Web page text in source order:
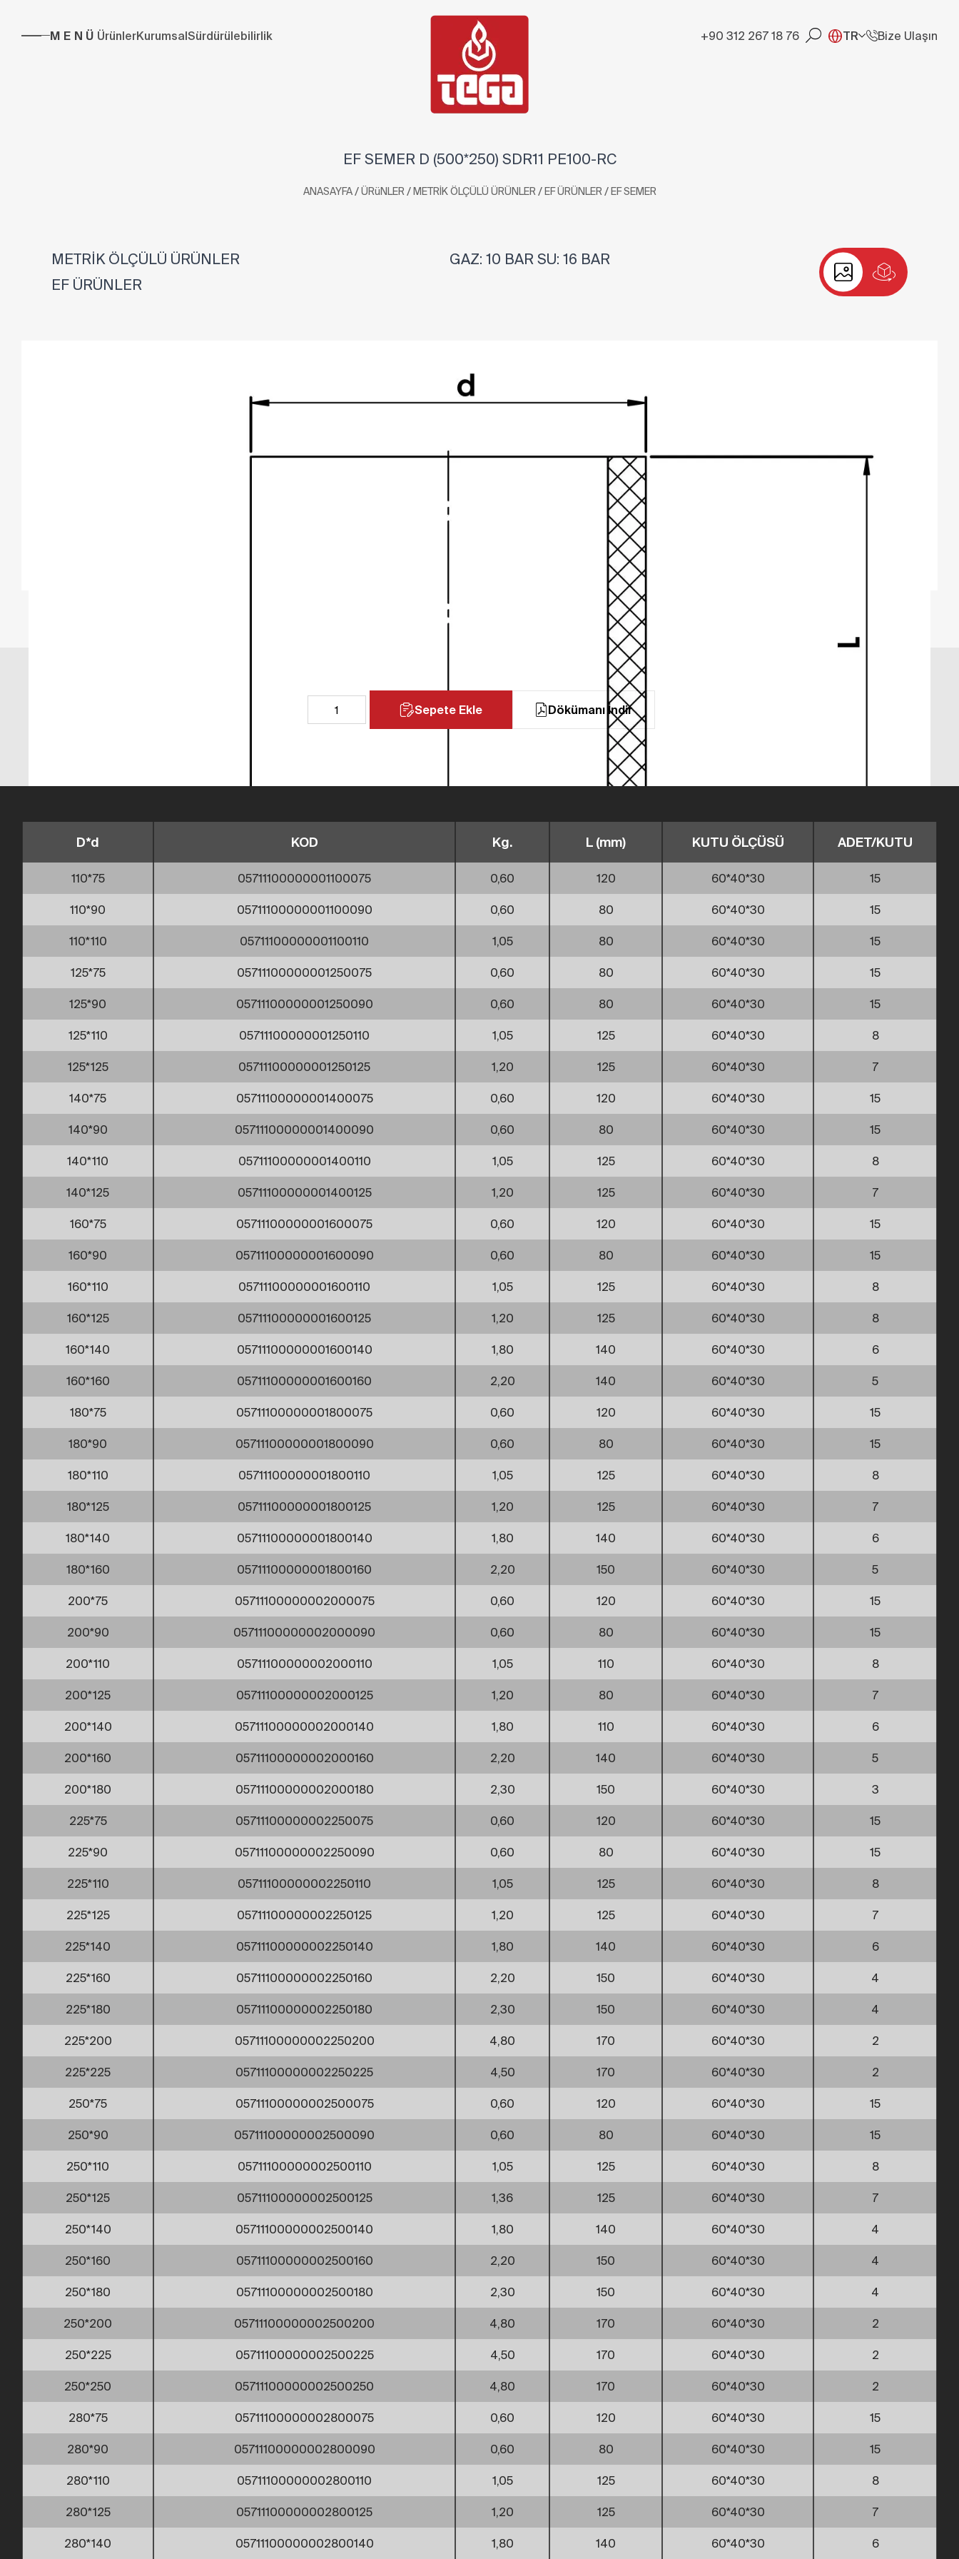
MENÜ ÜrünlerKurumsalSürdürülebilirlik +90 312 267 18 76 TR Bize Ulaşın
EF SEMER D (500*250) SDR11 PE100-RC
ANASAYFA / ÜRüNLER / METRİK ÖLÇÜLÜ ÜRÜNLER / EF ÜRÜNLER / EF SEMER
METRİK ÖLÇÜLÜ ÜRÜNLER
EF ÜRÜNLER
GAZ: 10 BAR SU: 16 BAR
Sepete Ekle Dökümanı İndir
D*d KOD Kg. L (mm) KUTU ÖLÇÜSÜ ADET/KUTU
110*75 05711100000001100075 0,60 120 60*40*30 15
110*90 05711100000001100090 0,60 80 60*40*30 15
110*110 05711100000001100110 1,05 80 60*40*30 15
125*75 05711100000001250075 0,60 80 60*40*30 15
125*90 05711100000001250090 0,60 80 60*40*30 15
125*110 05711100000001250110 1,05 125 60*40*30 8
125*125 05711100000001250125 1,20 125 60*40*30 7
140*75 05711100000001400075 0,60 120 60*40*30 15
140*90 05711100000001400090 0,60 80 60*40*30 15
140*110 05711100000001400110 1,05 125 60*40*30 8
140*125 05711100000001400125 1,20 125 60*40*30 7
160*75 05711100000001600075 0,60 120 60*40*30 15
160*90 05711100000001600090 0,60 80 60*40*30 15
160*110 05711100000001600110 1,05 125 60*40*30 8
160*125 05711100000001600125 1,20 125 60*40*30 8
160*140 05711100000001600140 1,80 140 60*40*30 6
160*160 05711100000001600160 2,20 140 60*40*30 5
180*75 05711100000001800075 0,60 120 60*40*30 15
180*90 05711100000001800090 0,60 80 60*40*30 15
180*110 05711100000001800110 1,05 125 60*40*30 8
180*125 05711100000001800125 1,20 125 60*40*30 7
180*140 05711100000001800140 1,80 140 60*40*30 6
180*160 05711100000001800160 2,20 150 60*40*30 5
200*75 05711100000002000075 0,60 120 60*40*30 15
200*90 05711100000002000090 0,60 80 60*40*30 15
200*110 05711100000002000110 1,05 110 60*40*30 8
200*125 05711100000002000125 1,20 80 60*40*30 7
200*140 05711100000002000140 1,80 110 60*40*30 6
200*160 05711100000002000160 2,20 140 60*40*30 5
200*180 05711100000002000180 2,30 150 60*40*30 3
225*75 05711100000002250075 0,60 120 60*40*30 15
225*90 05711100000002250090 0,60 80 60*40*30 15
225*110 05711100000002250110 1,05 125 60*40*30 8
225*125 05711100000002250125 1,20 125 60*40*30 7
225*140 05711100000002250140 1,80 140 60*40*30 6
225*160 05711100000002250160 2,20 150 60*40*30 4
225*180 05711100000002250180 2,30 150 60*40*30 4
225*200 05711100000002250200 4,80 170 60*40*30 2
225*225 05711100000002250225 4,50 170 60*40*30 2
250*75 05711100000002500075 0,60 120 60*40*30 15
250*90 05711100000002500090 0,60 80 60*40*30 15
250*110 05711100000002500110 1,05 125 60*40*30 8
250*125 05711100000002500125 1,36 125 60*40*30 7
250*140 05711100000002500140 1,80 140 60*40*30 4
250*160 05711100000002500160 2,20 150 60*40*30 4
250*180 05711100000002500180 2,30 150 60*40*30 4
250*200 05711100000002500200 4,80 170 60*40*30 2
250*225 05711100000002500225 4,50 170 60*40*30 2
250*250 05711100000002500250 4,80 170 60*40*30 2
280*75 05711100000002800075 0,60 120 60*40*30 15
280*90 05711100000002800090 0,60 80 60*40*30 15
280*110 05711100000002800110 1,05 125 60*40*30 8
280*125 05711100000002800125 1,20 125 60*40*30 7
280*140 05711100000002800140 1,80 140 60*40*30 6